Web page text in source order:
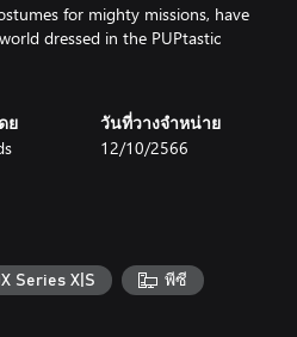
for mighty missions, have
dressed in the PUPtastic
ย วันที่วางจำหน่าย
12/10/2566
Series X|S พีซี